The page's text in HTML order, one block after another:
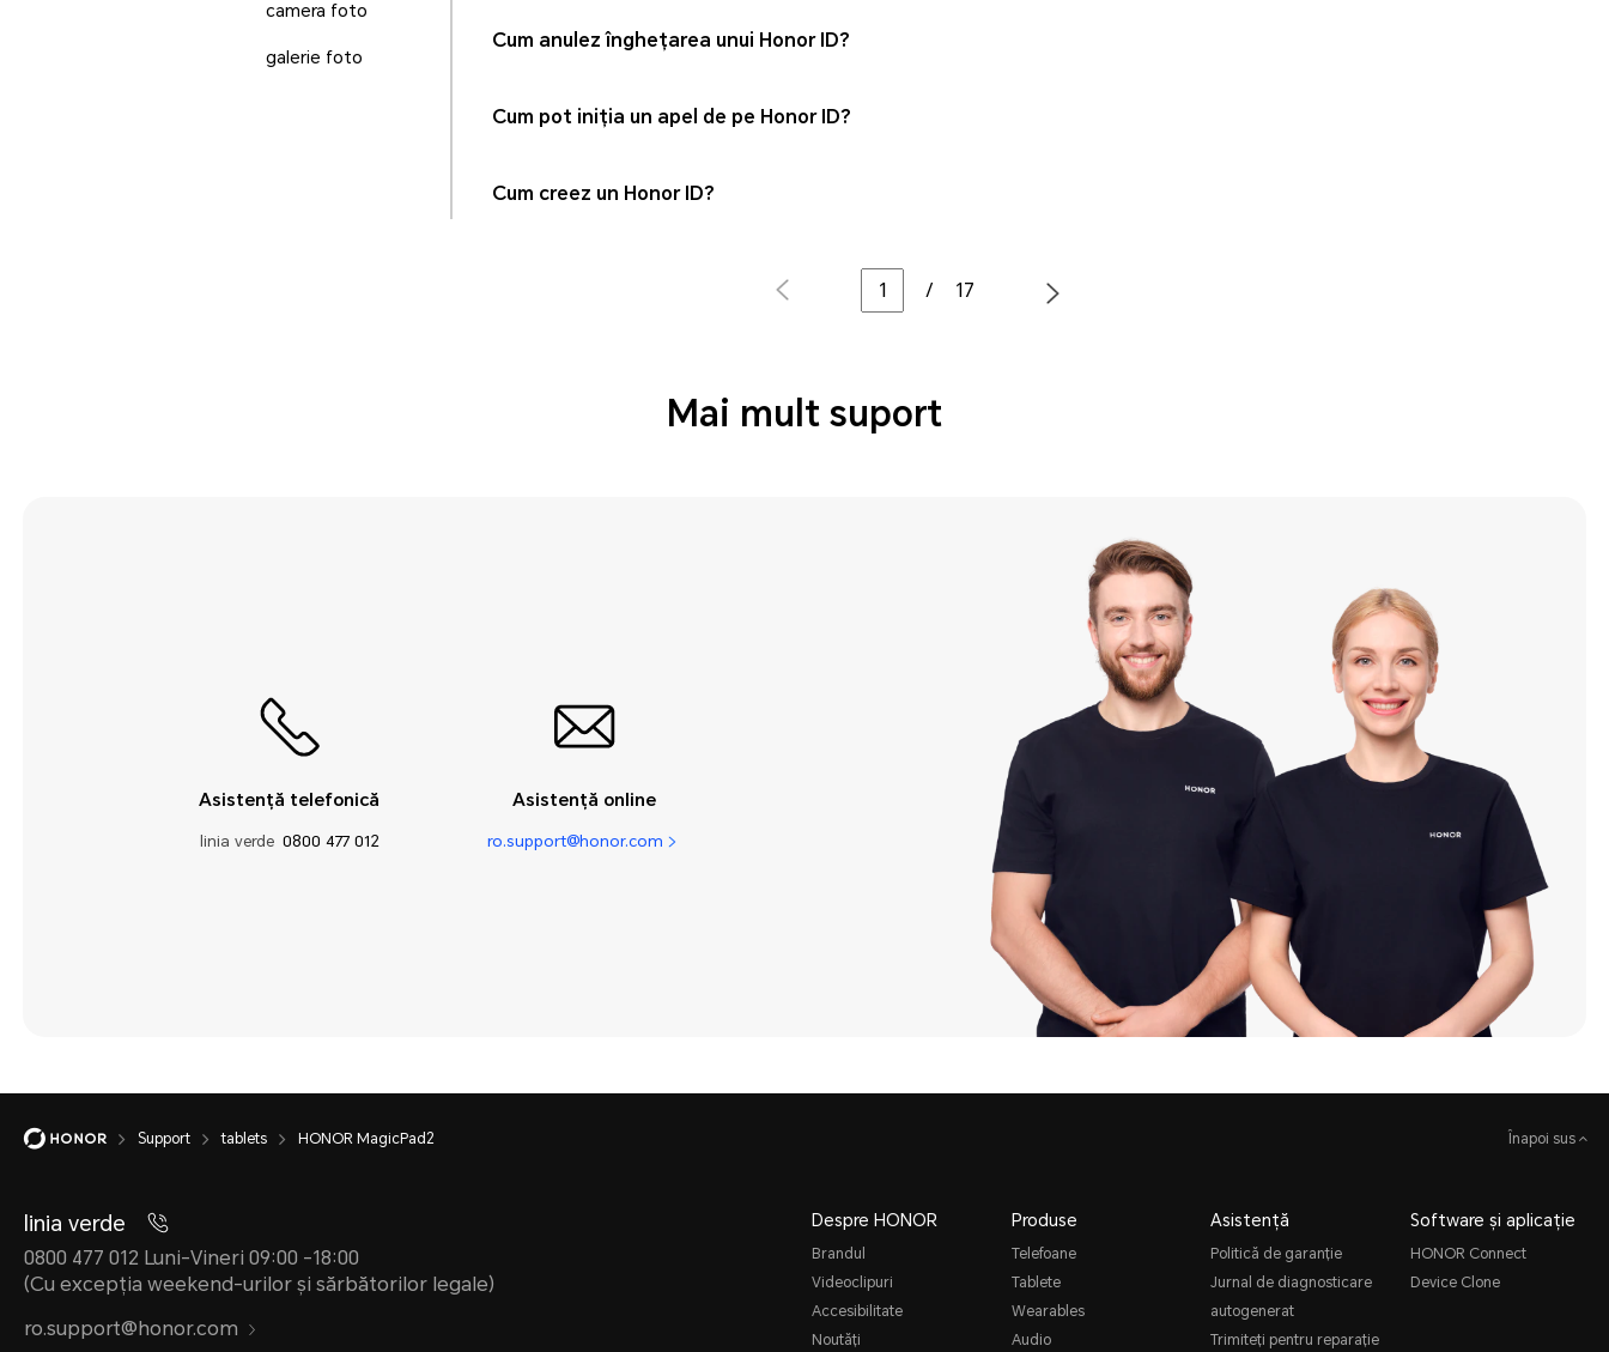
camera foto
galerie foto
Cum anulez înghețarea unui Honor ID?
Cum pot iniția un apel de pe Honor ID?
Cum creez un Honor ID?
/ 17
Mai mult suport
Asistență telefonică
linia verde 0800 477 012
Asistență online
ro.support@honor.com
Support tablets HONOR MagicPad2 Înapoi sus
linia verde
0800 477 012 Luni-Vineri 09:00 -18:00
(Cu excepția weekend-urilor și sărbătorilor legale)
ro.support@honor.com
Despre HONOR
Brandul
Videoclipuri
Accesibilitate
Noutăți
Produse
Telefoane
Tablete
Wearables
Audio
Asistență
Politică de garanție
Jurnal de diagnosticare
autogenerat
Trimiteți pentru reparație
Software și aplicație
HONOR Connect
Device Clone